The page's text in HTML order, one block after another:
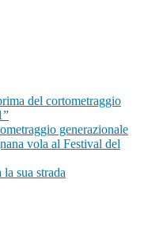
del cortometraggio
generazionale
vola al Festival del
sua strada